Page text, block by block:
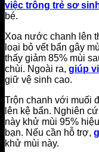
việc trông trẻ sơ
bé.
Xoa nước chanh lên
loại bỏ vết bẩn gây
thấy giảm 85% mùi
chùi. Ngoài ra, giúp
giữ vệ sinh cao.
Trộn chanh với muối
lên kệ bẩn. Nghiên
này khử mùi 95%
bạn. Nếu cần hỗ trợ,
khử mùi này.